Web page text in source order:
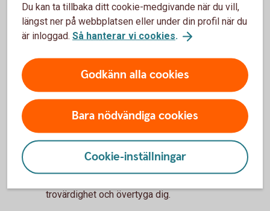
3 vanliga varningstecken på
bedrägerier
Oväntad kontakt
Oväntade kontakter som ser ut att komma från
välkända företag, myndigheter eller någon du
känner är ett vanligt försök att lura dig. Bedragare
trovärdighet och övertyga dig.
Du kan ta tillbaka ditt cookie-medgivande när du vill,
längst ner på webbplatsen eller under din profil när du
är inloggad. Så hanterar vi cookies.
Godkänn alla cookies
Bara nödvändiga cookies
Cookie-inställningar